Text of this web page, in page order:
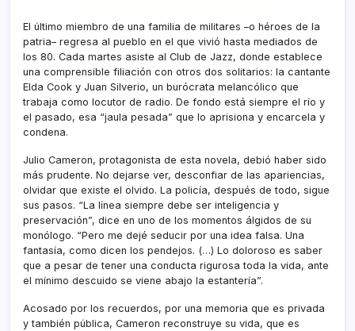
El último miembro de una familia de militares –o héroes de la
patria– regresa al pueblo en el que vivió hasta mediados de
los 80. Cada martes asiste al Club de Jazz, donde establece
una comprensible filiación con otros dos solitarios: la cantante
Elda Cook y Juan Silverio, un burócrata melancólico que
trabaja como locutor de radio. De fondo está siempre el río y
el pasado, esa “jaula pesada” que lo aprisiona y encarcela y
condena.
Julio Cameron, protagonista de esta novela, debió haber sido
más prudente. No dejarse ver, desconfiar de las apariencias,
olvidar que existe el olvido. La policía, después de todo, sigue
sus pasos. “La línea siempre debe ser inteligencia y
preservación”, dice en uno de los momentos álgidos de su
monólogo. “Pero me dejé seducir por una idea falsa. Una
fantasía, como dicen los pendejos. (…) Lo doloroso es saber
que a pesar de tener una conducta rigurosa toda la vida, ante
el mínimo descuido se viene abajo la estantería”.
Acosado por los recuerdos, por una memoria que es privada
y también pública, Cameron reconstruye su vida, que es